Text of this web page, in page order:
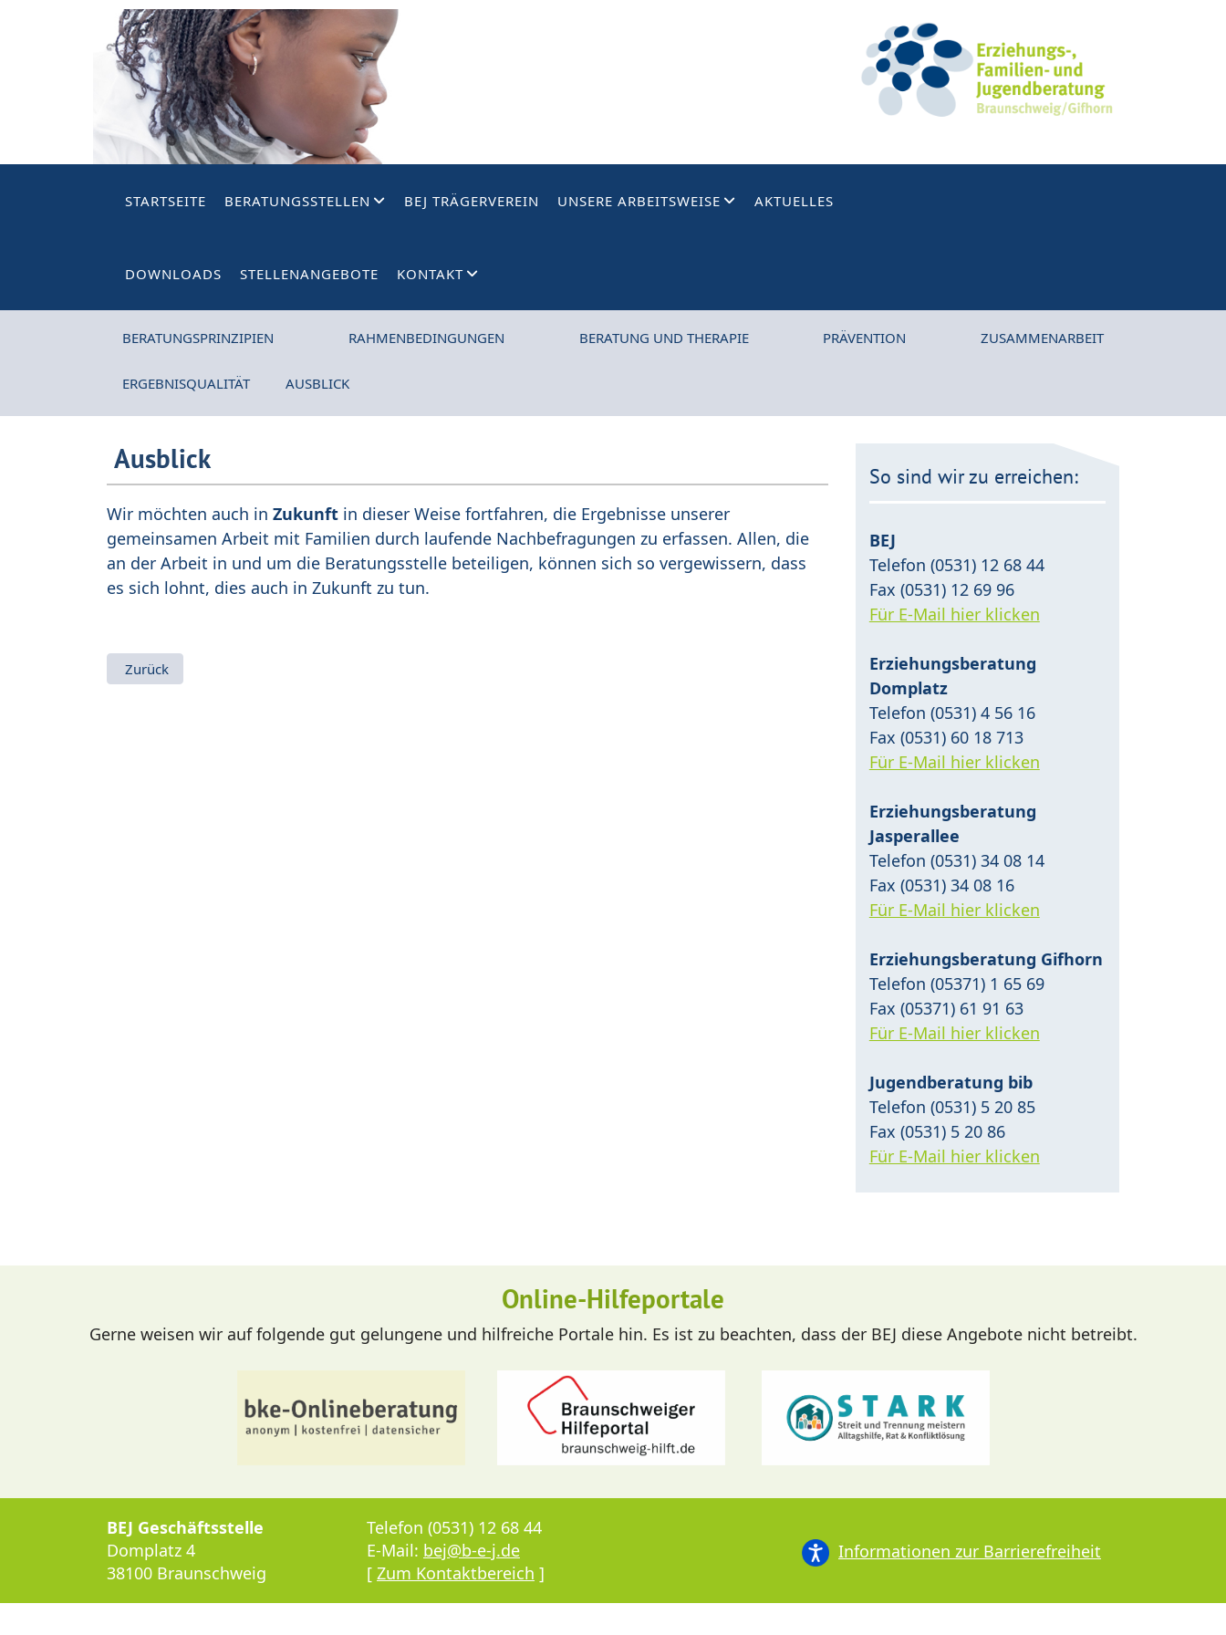
STARTSEITE BERATUNGSSTELLEN BEJ TRÄGERVEREIN UNSERE ARBEITSWEISE AKTUELLES
DOWNLOADS STELLENANGEBOTE KONTAKT
BERATUNGSPRINZIPIEN RAHMENBEDINGUNGEN BERATUNG UND THERAPIE PRÄVENTION ZUSAMMENARBEIT
ERGEBNISQUALITÄT AUSBLICK
Ausblick
Wir möchten auch in Zukunft in dieser Weise fortfahren, die Ergebnisse unserer
gemeinsamen Arbeit mit Familien durch laufende Nachbefragungen zu erfassen. Allen, die
an der Arbeit in und um die Beratungsstelle beteiligen, können sich so vergewissern, dass
es sich lohnt, dies auch in Zukunft zu tun.
Vorheriger Beitrag: Nachbefragungen
Zurück
So sind wir zu erreichen:
BEJ
Telefon (0531) 12 68 44
Fax (0531) 12 69 96
Für E-Mail hier klicken
Erziehungsberatung
Domplatz
Telefon (0531) 4 56 16
Fax (0531) 60 18 713
Für E-Mail hier klicken
Erziehungsberatung
Jasperallee
Telefon (0531) 34 08 14
Fax (0531) 34 08 16
Für E-Mail hier klicken
Erziehungsberatung Gifhorn
Telefon (05371) 1 65 69
Fax (05371) 61 91 63
Für E-Mail hier klicken
Jugendberatung bib
Telefon (0531) 5 20 85
Fax (0531) 5 20 86
Für E-Mail hier klicken
Online-Hilfeportale
Gerne weisen wir auf folgende gut gelungene und hilfreiche Portale hin. Es ist zu beachten, dass der BEJ diese Angebote nicht betreibt.
BEJ Geschäftsstelle
Domplatz 4
38100 Braunschweig
Telefon (0531) 12 68 44
E-Mail: bej@b-e-j.de
[ Zum Kontaktbereich ]
Informationen zur Barrierefreiheit